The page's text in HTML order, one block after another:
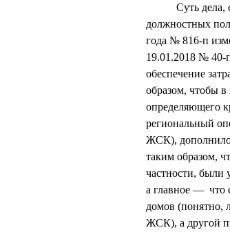
Суть дела,
должностных
года № 816-п
19.01.2018 № 40-
обеспечение
образом, чтобы в
определяющего
региональный
ЖСК), дополнило
таким образом,
частности, были
а главное — что
домов (понятно,
ЖСК), а другой